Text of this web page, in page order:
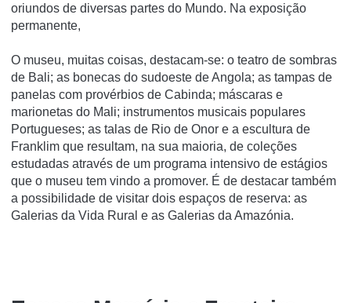
oriundos de diversas partes do Mundo. Na exposição
permanente,
O museu, muitas coisas, destacam-se: o teatro de sombras
de Bali; as bonecas do sudoeste de Angola; as tampas de
panelas com provérbios de Cabinda; máscaras e
marionetas do Mali; instrumentos musicais populares
Portugueses; as talas de Rio de Onor e a escultura de
Franklim que resultam, na sua maioria, de coleções
estudadas através de um programa intensivo de estágios
que o museu tem vindo a promover. É de destacar também
a possibilidade de visitar dois espaços de reserva: as
Galerias da Vida Rural e as Galerias da Amazónia.